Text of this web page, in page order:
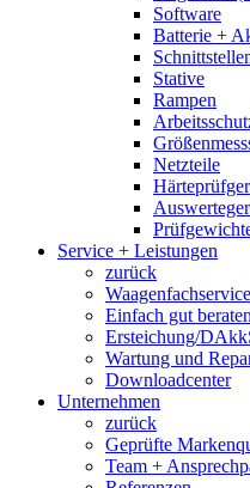
Software
Batterie +
Stative
Rampen
Netzteile
Service + Leistungen
zurück
Einfach gut beraten
Ersteichung/
Wartung und
Downloadcenter
Unternehmen
zurück
Geprüfte
Team +